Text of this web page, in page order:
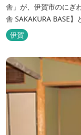
舎」が、伊賀市のにぎ
舎 SAKAKURA BASE
館やホテル、カフェが
メーションセンター」
Souvenir Shop」も併
伊賀